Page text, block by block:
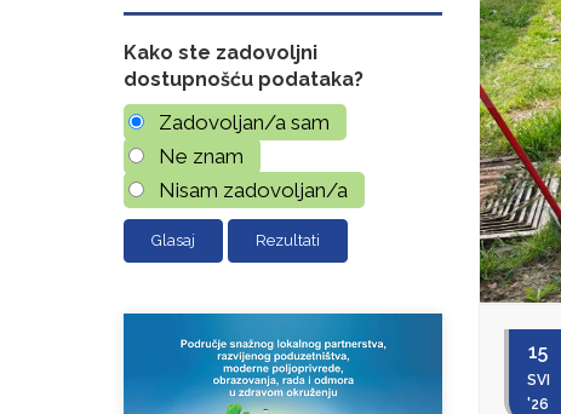
Kako ste zadovoljni
dostupnošću podataka?
Zadovoljan/a sam
Ne znam
Nisam zadovoljan/a
Rezultati
15
SVI
'26